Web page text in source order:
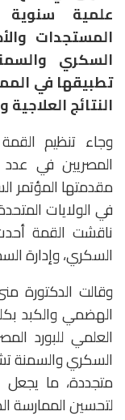
علمية
المستجدات
السكري
تطبيقها في
النتائج
وجاء تنظيم
المصريين في عدد
ناقشت القمة
السكري، وإدارة
وقالت الدكتورة
الهضمي والكبد
العلمي للبورد
السكري والسمنة
متجددة، ما يجعل
لتحسين الممارسة